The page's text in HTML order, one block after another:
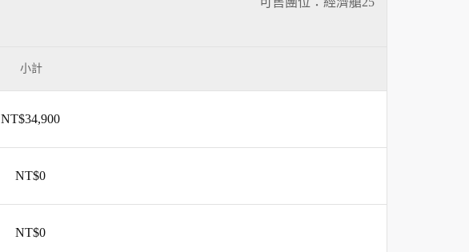
小計
NT$34,900
NT$0
NT$0